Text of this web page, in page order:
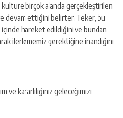
birçok alanda gerçekleştirilen
devam ettiğini belirten Teker, bu
hareket edildiğini ve bundan
ilerlememiz gerektiğine inandığını
ve kararlılığınız geleceğimizi